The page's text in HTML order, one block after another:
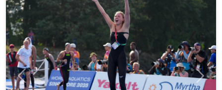
Previous Next